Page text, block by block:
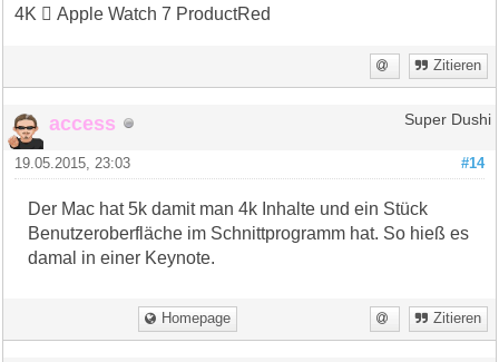
4K  Apple Watch 7 ProductRed
Zitieren
access Super Dushi
#14
19.05.2015, 23:03
Der Mac hat 5k damit man 4k Inhalte und ein Stück
Benutzeroberfläche im Schnittprogramm hat. So hieß es
damal in einer Keynote.
Homepage Zitieren